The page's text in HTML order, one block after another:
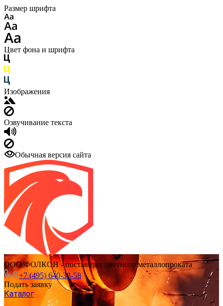
Размер шрифта
Цвет фона и шрифта
Изображения
Озвучивание текста
Обычная версия сайта
ООО ФОЛКОН - поставщик цветного металлопроката
+7 (495) 640-38-58
Подать заявку
Каталог